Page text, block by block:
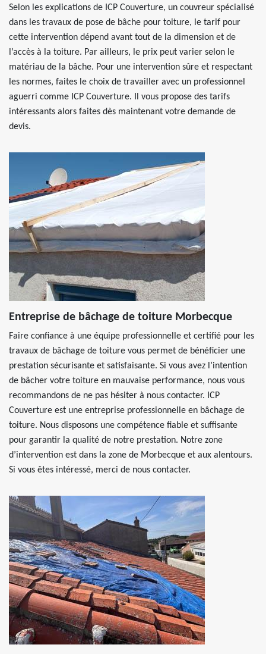
Selon les explications de ICP Couverture, un couvreur spécialisé
dans les travaux de pose de bâche pour toiture, le tarif pour
cette intervention dépend avant tout de la dimension et de
l’accès à la toiture. Par ailleurs, le prix peut varier selon le
matériau de la bâche. Pour une intervention sûre et respectant
les normes, faites le choix de travailler avec un professionnel
aguerri comme ICP Couverture. Il vous propose des tarifs
intéressants alors faites dès maintenant votre demande de
devis.
Entreprise de bâchage de toiture Morbecque
Faire confiance à une équipe professionnelle et certifié pour les
travaux de bâchage de toiture vous permet de bénéficier une
prestation sécurisante et satisfaisante. Si vous avez l’intention
de bâcher votre toiture en mauvaise performance, nous vous
recommandons de ne pas hésiter à nous contacter. ICP
Couverture est une entreprise professionnelle en bâchage de
toiture. Nous disposons une compétence fiable et suffisante
pour garantir la qualité de notre prestation. Notre zone
d’intervention est dans la zone de Morbecque et aux alentours.
Si vous êtes intéressé, merci de nous contacter.